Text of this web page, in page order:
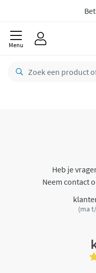
Menu
Heb je
Neem contact
(ma